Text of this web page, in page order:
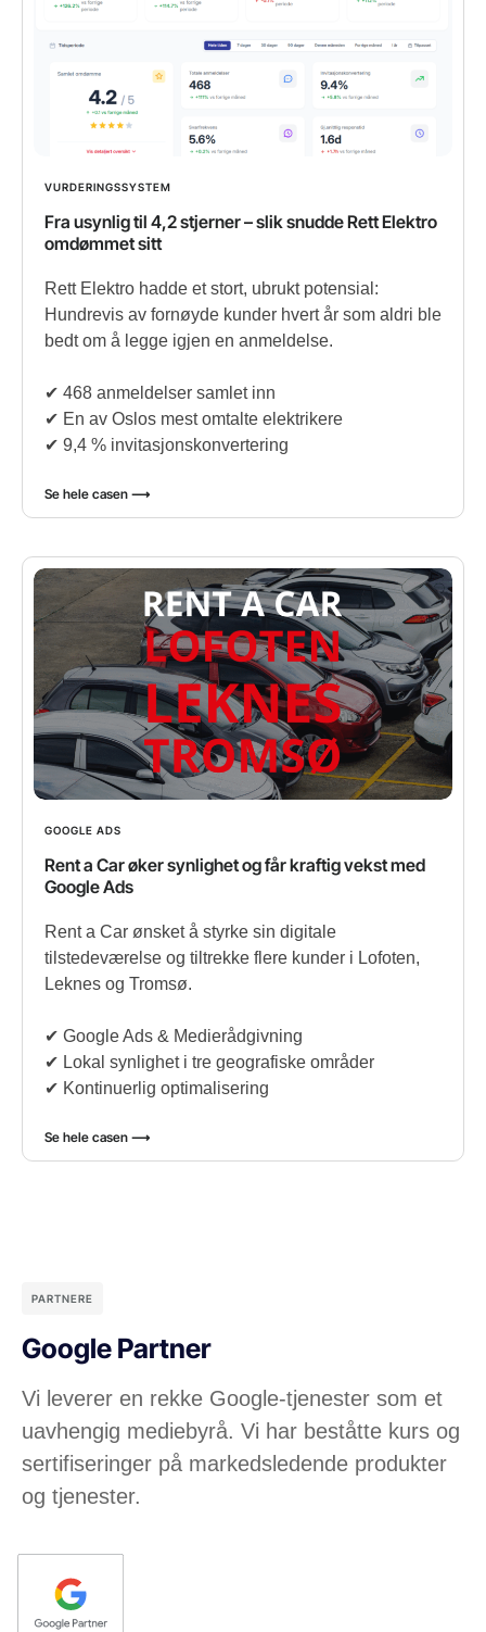
VURDERINGSSYSTEM
Fra usynlig til 4,2 stjerner – slik snudde Rett Elektro
omdømmet sitt
Rett Elektro hadde et stort, ubrukt potensial:
Hundrevis av fornøyde kunder hvert år som aldri ble
bedt om å legge igjen en anmeldelse.
✔︎ 468 anmeldelser samlet inn
✔︎ En av Oslos mest omtalte elektrikere
✔︎ 9,4 % invitasjonskonvertering
Se hele casen ⟶
GOOGLE ADS
Rent a Car øker synlighet og får kraftig vekst med
Google Ads
Rent a Car ønsket å styrke sin digitale
tilstedeværelse og tiltrekke flere kunder i Lofoten,
Leknes og Tromsø.
✔︎ Google Ads & Medierådgivning
✔︎ Lokal synlighet i tre geografiske områder
✔︎ Kontinuerlig optimalisering
Se hele casen ⟶
PARTNERE
Google Partner
Vi leverer en rekke Google-tjenester som et
uavhengig mediebyrå. Vi har beståtte kurs og
sertifiseringer på markedsledende produkter
og tjenester.